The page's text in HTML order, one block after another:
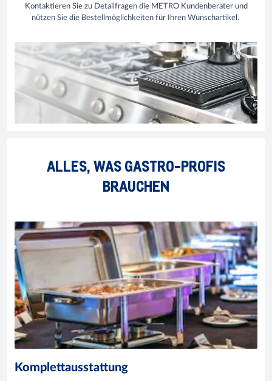
Kontaktieren Sie zu Detailfragen die METRO Kundenberater und
nützen Sie die Bestellmöglichkeiten für Ihren Wunschartikel.
ALLES, WAS GASTRO-PROFIS
BRAUCHEN
Komplettausstattung